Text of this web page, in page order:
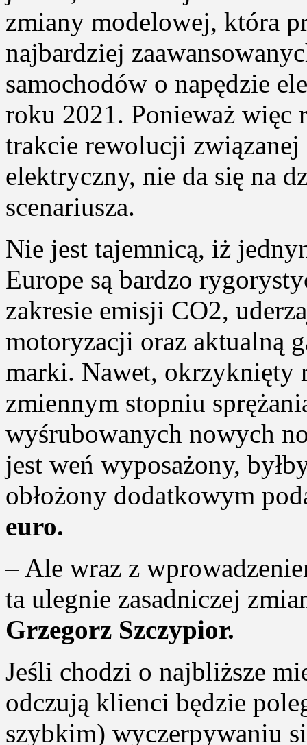
zmiany modelowej, która
najbardziej
samochodów o napędzie
roku 2021. Ponieważ
trakcie rewolucji związanej
elektryczny, nie da się na
scenariusza.
Nie jest tajemnicą, iż
Europe są bardzo
zakresie emisji CO2,
motoryzacji oraz aktualną
marki. Nawet,
zmiennym stopniu
wyśrubowanych nowych
jest weń wyposażony,
obłożony dodatkowym
euro.
– Ale wraz z
ta ulegnie zasadniczej
Grzegorz Szczypior.
Jeśli chodzi o najbliższe
odczują klienci będzie
szybkim) wyczerpywaniu